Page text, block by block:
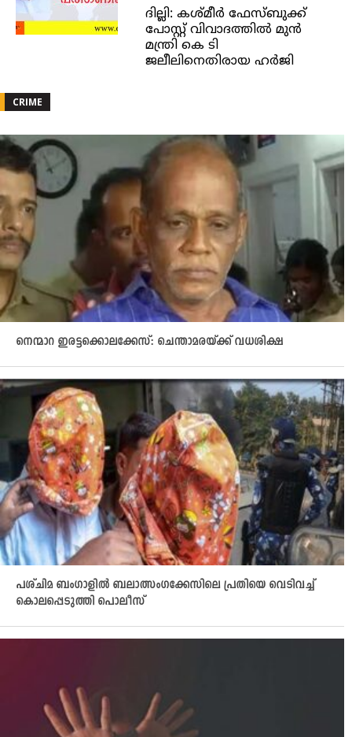
ദില്ലി: കശ്മീര്‍ ഫേസ്ബുക്ക്
പോസ്റ്റ് വിവാദത്തില്‍ മുന്‍
മന്ത്രി കെ ടി
ജലീലിനെതിരായ ഹര്‍ജി
CRIME
നെന്മാറ ഇരട്ടക്കൊലക്കേസ്: ചെന്താമരയ്ക്ക് വധശിക്ഷ
പശ്ചിമ ബംഗാളിൽ ബലാത്സംഗക്കേസിലെ പ്രതിയെ വെടിവച്ച്
കൊലപ്പെടുത്തി പൊലീസ്